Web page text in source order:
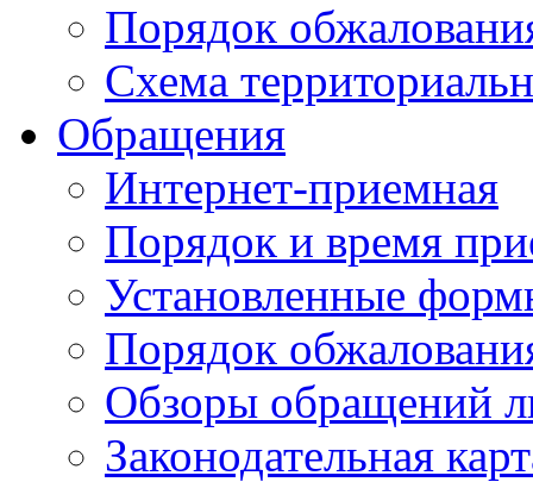
Порядок
Схема
Обращения
Интернет-приемная
Порядок и время
Установленные
Порядок
Обзоры обращений
Законодательная